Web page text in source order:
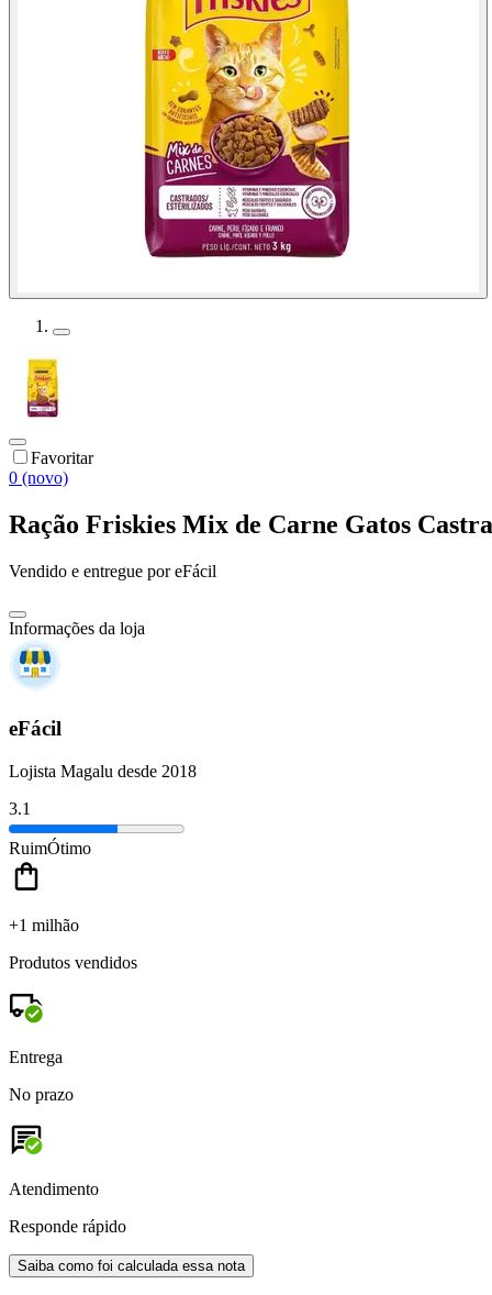
Favoritar
0 (novo)
Ração Friskies Mix de Carne Gatos
Vendido e entregue por eFácil
Informações da loja
eFácil
Lojista Magalu desde 2018
3.1
RuimÓtimo
+1 milhão
Produtos vendidos
Entrega
No prazo
Atendimento
Responde rápido
Saiba como foi calculada essa nota